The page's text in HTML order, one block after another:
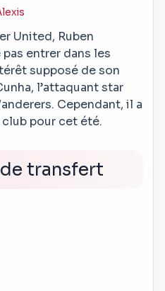
United, Ruben
entrer dans les
supposé de son
l’attaquant star
Cependant, il a
pour cet été.
transfert